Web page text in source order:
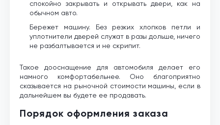
спокойно закрывать и открывать двери, как на
обычном авто.
Бережет машину. Без резких хлопков петли и
уплотнители дверей служат в разы дольше, ничего
не разбалтывается и не скрипит.
Такое дооснащение для автомобиля делает его
намного комфортабельнее. Оно благоприятно
сказывается на рыночной стоимости машины, если в
дальнейшем вы будете ее продавать.
Порядок оформления заказа